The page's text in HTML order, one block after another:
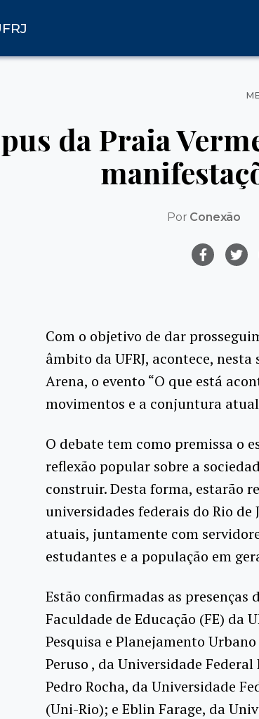
da Praia
Por Conexão
Com o objetivo de dar
âmbito da UFRJ, acontece,
Arena, o evento “O que está
movimentos e a conjuntura
O debate tem como premissa o
reflexão popular sobre a
construir. Desta forma, estarão
universidades federais do Rio
atuais, juntamente com
estudantes e a população em
Estão confirmadas as presenças
Faculdade de Educação (FE) da
Pesquisa e Planejamento
Peruso , da Universidade Federal
Pedro Rocha, da Universidade
(Uni-Rio); e Eblin Farage, da